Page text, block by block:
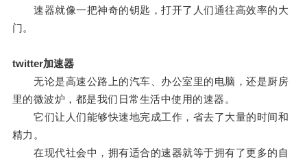
速器就像一把神奇的钥匙，打开了人们通往高效率的大
门。
twitter加速器
无论是高速公路上的汽车、办公室里的电脑，还是厨房
里的微波炉，都是我们日常生活中使用的速器。
它们让人们能够快速地完成工作，省去了大量的时间和
精力。
在现代社会中，拥有适合的速器就等于拥有了更多的自